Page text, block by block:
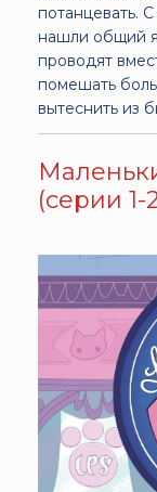
потанцевать.
нашли общий
проводят
помешать
вытеснить из
(серии 1-